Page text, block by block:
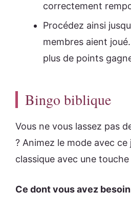
correctement
Procédez ainsi
membres aient
plus de points
Bingo biblique
Vous ne vous lassez pas
? Animez le mode avec ce
classique avec une
Ce dont vous avez besoin